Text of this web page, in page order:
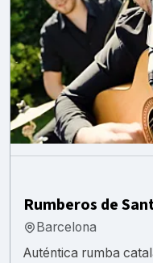
Rumberos de
Barcelona
Auténtica rumba